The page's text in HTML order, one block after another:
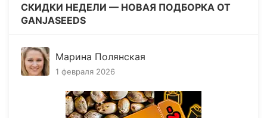
СКИДКИ НЕДЕЛИ — НОВАЯ ПОДБОРКА ОТ
GANJASEEDS
Марина Полянская
1 февраля 2026